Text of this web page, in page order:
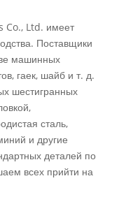
Co., Ltd. имеет
Поставщики
машинных
гаек, шайб и т. д.
шестигранных
сталь,
и другие
деталей по
всех прийти на